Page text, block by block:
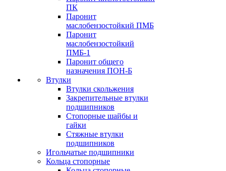
ПК
Паронит
маслобензостойкий ПМБ
Паронит
маслобензостойкий
ПМБ-1
Паронит общего
назначения ПОН-Б
Втулки
Втулки скольжения
Закрепительные втулки
подшипников
Стопорные шайбы и
гайки
Стяжные втулки
подшипников
Игольчатые подшипники
Кольца стопорные